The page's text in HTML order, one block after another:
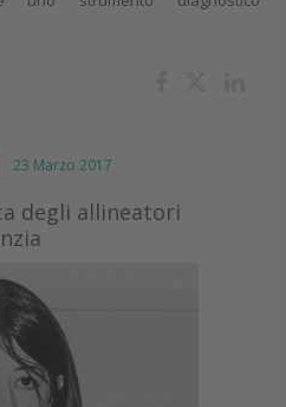
23 Marzo 2017
degli allineatori